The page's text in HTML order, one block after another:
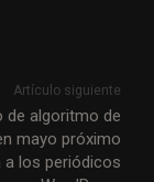
Artículo siguiente
de algoritmo de
mayo próximo
a los periódicos